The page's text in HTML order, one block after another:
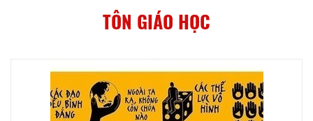
TÔN GIÁO HỌC